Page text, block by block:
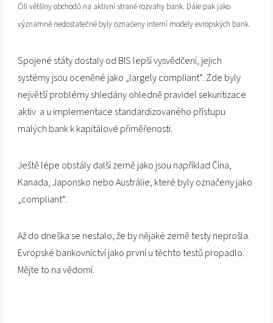
Čili většiny obchodů na aktivní straně rozvahy bank. Dále pak jako
významně nedostatečné byly označeny interní modely evropských bank.
Spojené státy dostaly od BIS lepší vysvědčení, jejich
systémy jsou oceněné jako „largely compliant“. Zde byly
největší problémy shledány ohledně pravidel sekuritizace
aktiv a u implementace standardizovaného přístupu
malých bank k kapitálové přiměřenosti.
Ještě lépe obstály další země jako jsou například Čína,
Kanada, Japonsko nebo Austrálie, které byly označeny jako
„compliant“.
Až do dneška se nestalo, že by nějaké země testy neprošla.
Evropské bankovnictví jako první u těchto testů propadlo.
Mějte to na vědomí.